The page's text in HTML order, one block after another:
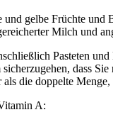
gelbe Früchte
Milch und
Pasteten
dass
die doppelte
A: